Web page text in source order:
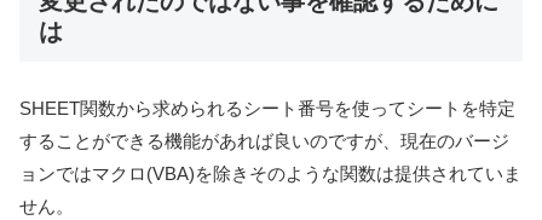
は
SHEET関数から求められるシート番号を使ってシートを特定
することができる機能があれば良いのですが、現在のバージ
ョンではマクロ(VBA)を除きそのような関数は提供されていま
せん。